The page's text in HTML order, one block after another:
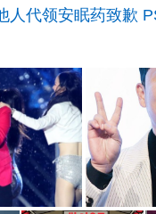
人代领安眠药致歉